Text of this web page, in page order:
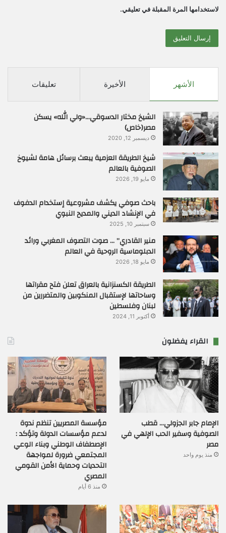
لاستخدامها المرة المقبلة في تعليقي.
الأشهر الأخيرة تعليقات
الشيخ مختار الدسوقي…«ولي الله» يسكن
مصر(خاص)
ديسمبر 12, 2020
شيخ الطريقة العزمية يبعث برسائل هامة لشيوخ
الصوفية بالعالم
مايو 19, 2026
باحث صوفي يكشف مشروعية إستخدام الدفوف
في الإنشاد الديني والمديح النبوي
سبتمبر 10, 2025
منير القادري” … صوت التصوف المغربي ورائد
الدبلوماسية الروحية في العالم
مايو 18, 2026
الطريقة الكسنزانية بالعراق تعلن فتح مقراتها
وساحاتها لإستقبال المنكوبين والمتضررين من
لبنان وفلسطين
أكتوبر 11, 2024
القراء يفضلون
الإمام جابر الجزولي… قطب
الصوفية وسفير الحب الإلهي في
مصر
منذ يوم واحد
مؤسسة المصريين تنظم ندوة
لدعم مؤسسات الدولة وتؤكد :
الإصطفاف الوطني وبناء الوعي
المجتمعي ضرورة لمواجهة
التحديات وحماية الأمن القومي
المصري
منذ 6 أيام